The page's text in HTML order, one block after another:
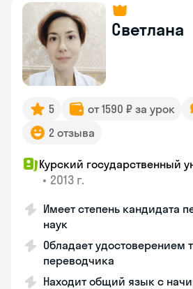
Светлана
5 от 1590 ₽ за урок
2 отзыва
Курский государственный
• 2013 г.
Имеет степень кандидата
наук
Обладает удостоверением
переводчика
Находит общий язык с